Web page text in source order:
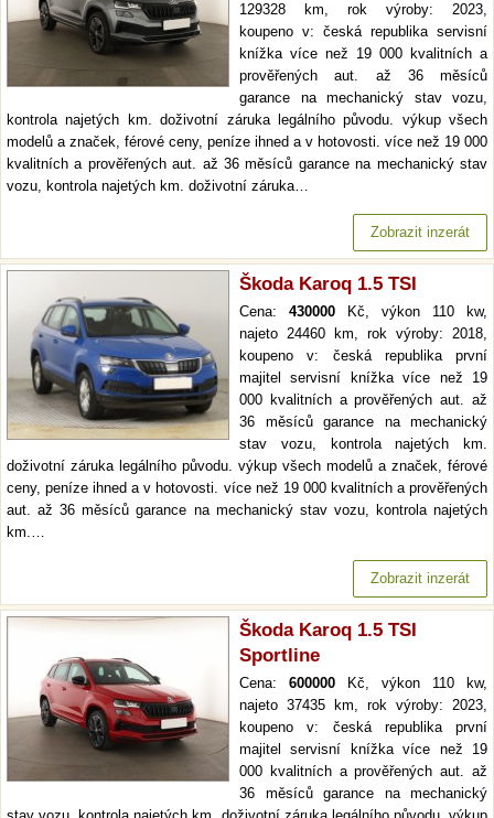
129328 km, rok výroby: 2023,
koupeno v: česká republika servisní
knížka více než 19 000 kvalitních a
prověřených aut. až 36 měsíců
garance na mechanický stav vozu,
kontrola najetých km. doživotní záruka legálního původu. výkup všech
modelů a značek, férové ceny, peníze ihned a v hotovosti. více než 19 000
kvalitních a prověřených aut. až 36 měsíců garance na mechanický stav
vozu, kontrola najetých km. doživotní záruka…
Zobrazit inzerát
Škoda Karoq 1.5 TSI
Cena: 430000 Kč, výkon 110 kw,
najeto 24460 km, rok výroby: 2018,
koupeno v: česká republika první
majitel servisní knížka více než 19
000 kvalitních a prověřených aut. až
36 měsíců garance na mechanický
stav vozu, kontrola najetých km.
doživotní záruka legálního původu. výkup všech modelů a značek, férové
ceny, peníze ihned a v hotovosti. více než 19 000 kvalitních a prověřených
aut. až 36 měsíců garance na mechanický stav vozu, kontrola najetých
km.…
Zobrazit inzerát
Škoda Karoq 1.5 TSI
Sportline
Cena: 600000 Kč, výkon 110 kw,
najeto 37435 km, rok výroby: 2023,
koupeno v: česká republika první
majitel servisní knížka více než 19
000 kvalitních a prověřených aut. až
36 měsíců garance na mechanický